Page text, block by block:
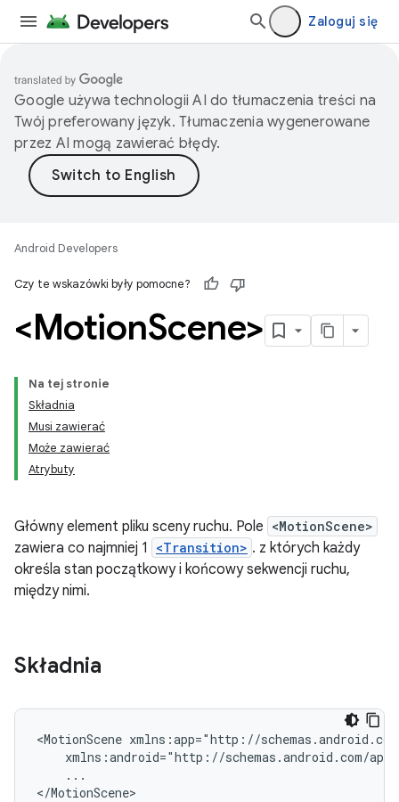
Zaloguj się
Google używa technologii AI do tłumaczenia treści na
Twój preferowany język. Tłumaczenia wygenerowane
przez AI mogą zawierać błędy.
Android Developers
Czy te wskazówki były pomocne?
<MotionScene>
Na tej stronie
Składnia
Musi zawierać
Może zawierać
Atrybuty
Główny element pliku sceny ruchu. Pole <MotionScene>
zawiera co najmniej 1 <Transition> . z których każdy
określa stan początkowy i końcowy sekwencji ruchu,
między nimi.
Składnia
<MotionScene
...
</MotionScene>